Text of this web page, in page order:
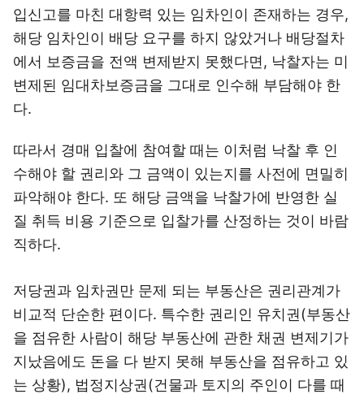
입신고를 마친 대항력 있는 임차인이 존재하는 경우,
해당 임차인이 배당 요구를 하지 않았거나 배당절차
에서 보증금을 전액 변제받지 못했다면, 낙찰자는 미
변제된 임대차보증금을 그대로 인수해 부담해야 한
다.
따라서 경매 입찰에 참여할 때는 이처럼 낙찰 후 인
수해야 할 권리와 그 금액이 있는지를 사전에 면밀히
파악해야 한다. 또 해당 금액을 낙찰가에 반영한 실
질 취득 비용 기준으로 입찰가를 산정하는 것이 바람
직하다.
저당권과 임차권만 문제 되는 부동산은 권리관계가
비교적 단순한 편이다. 특수한 권리인 유치권(부동산
을 점유한 사람이 해당 부동산에 관한 채권 변제기가
지났음에도 돈을 다 받지 못해 부동산을 점유하고 있
는 상황), 법정지상권(건물과 토지의 주인이 다를 때